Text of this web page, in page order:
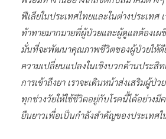
ฟีเลียในประเทศไทยและในต่างประเทศ
ท้าทายมากมายที่ผู้ป่วยและผู้ดูแลต้องเผ
มั่นที่จะพัฒนาคุณภาพชีวิตของผู้ป่วยให้ดี
ความเปลี่ยนแปลงในเชิงบวกด้านประสิ
การเข้าถึงยา เราจะเดินหน้าส่งเสริมผู้ป่
ทุกช่วงวัยให้ใช้ชีวิตอยู่กับโรคนี้ได้อย่าง
ยืนยาวเพื่อเป็นกำลังสำคัญของประเทศ